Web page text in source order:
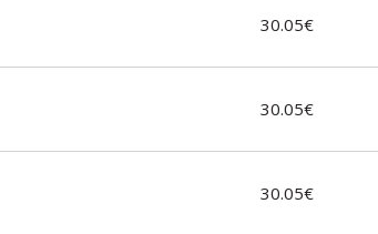
30.05€
30.05€
30.05€